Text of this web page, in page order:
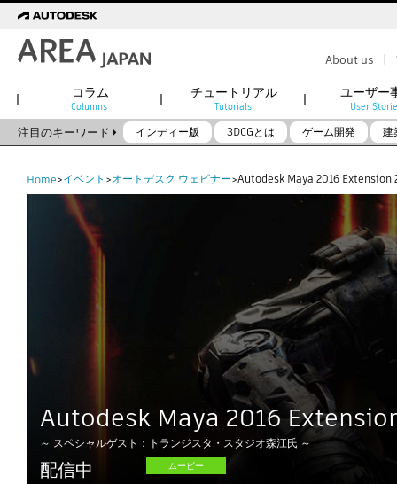
About us |
コラム
Columns
チュートリアル
Tutorials
ユーザー
User
注目のキーワード インディー版 3DCGとは ゲーム開発
建
Home>イベント >オートデスク ウェビナー>Autodesk Maya 2016 Extension
Autodesk Maya 2016
～ スペシャルゲスト：トランジスタ・スタジオ森江氏 ～
配信中 ムービー